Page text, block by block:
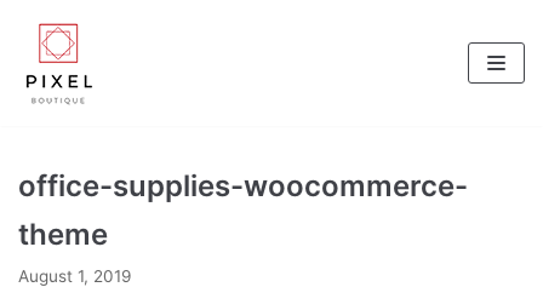
Skip
to
content
office-supplies-woocommerce-
theme
August 1, 2019